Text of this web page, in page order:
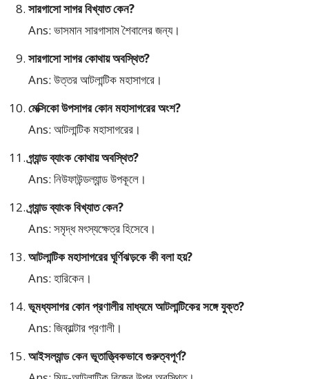
সারগাসো সাগর বিখ্যাত কেন?
Ans: ভাসমান সারগাসাম শৈবালের জন্য।
সারগাসো সাগর কোথায় অবস্থিত?
Ans: উত্তর আটলান্টিক মহাসাগরে।
মেক্সিকো উপসাগর কোন মহাসাগরের অংশ?
Ans: আটলান্টিক মহাসাগরের।
গ্র্যান্ড ব্যাংক কোথায় অবস্থিত?
Ans: নিউফাউন্ডল্যান্ড উপকূলে।
গ্র্যান্ড ব্যাংক বিখ্যাত কেন?
Ans: সমৃদ্ধ মৎস্যক্ষেত্র হিসেবে।
আটলান্টিক মহাসাগরের ঘূর্ণিঝড়কে কী বলা হয়?
Ans: হারিকেন।
ভূমধ্যসাগর কোন প্রণালীর মাধ্যমে আটলান্টিকের সঙ্গে যুক্ত?
Ans: জিব্রাল্টার প্রণালী।
আইসল্যান্ড কেন ভূতাত্ত্বিকভাবে গুরুত্বপূর্ণ?